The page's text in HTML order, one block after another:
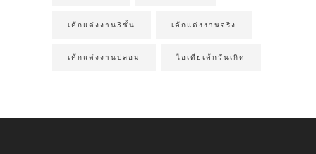
เค้กแต่งงาน3ชั้น เค้กแต่งงานจริง
เค้กแต่งงานปลอม ไอเดียเค้กวันเกิด